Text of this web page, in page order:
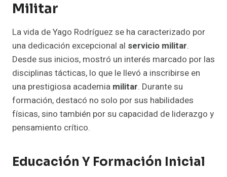
Militar
La vida de Yago Rodríguez se ha caracterizado por
una dedicación excepcional al servicio militar.
Desde sus inicios, mostró un interés marcado por las
disciplinas tácticas, lo que le llevó a inscribirse en
una prestigiosa academia militar. Durante su
formación, destacó no solo por sus habilidades
físicas, sino también por su capacidad de liderazgo y
pensamiento crítico.
Educación Y Formación Inicial